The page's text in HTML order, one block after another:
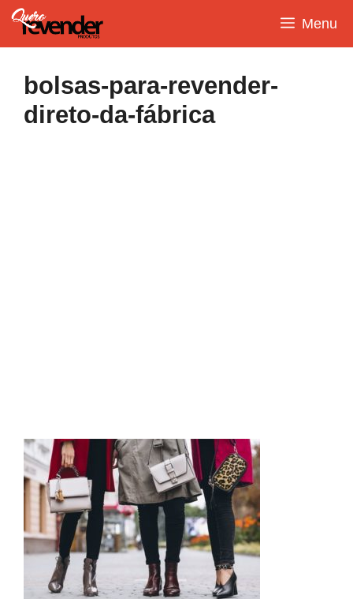
Pular
para
o
Menu
bolsas-para-revender-
direto-da-fábrica